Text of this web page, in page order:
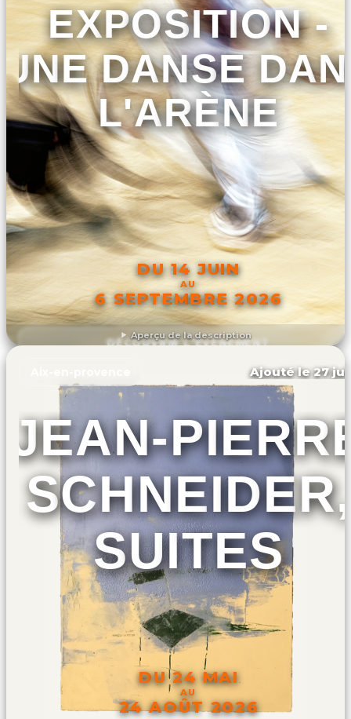
Aperçu de la description
EXPOSITION -
UNE DANSE
L'ARÈNE
DU 14 JUIN
AU
6 SEPTEMBRE 2026
DÉCOUVRIR L'ÉVÉNEMENT
Ajouté le 27
JEAN-
SCHNEIDER,
SUITES
DU 24 MAI
AU
24 AOÛT 2026